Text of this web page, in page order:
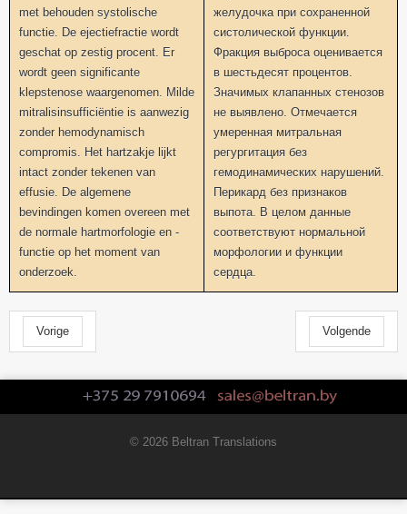
met behouden systolische
functie. De ejectiefractie wordt
geschat op zestig procent. Er
wordt geen significante
klepstenose waargenomen. Milde
mitralisinsufficiëntie is aanwezig
zonder hemodynamisch
compromis. Het hartzakje lijkt
intact zonder tekenen van
effusie. De algemene
bevindingen komen overeen met
de normale hartmorfologie en -
functie op het moment van
onderzoek.
желудочка при сохраненной
систолической функции.
Фракция выброса оценивается
в шестьдесят процентов.
Значимых клапанных стенозов
не выявлено. Отмечается
умеренная митральная
регургитация без
гемодинамических нарушений.
Перикард без признаков
выпота. В целом данные
соответствуют нормальной
морфологии и функции
сердца.
Vorige Volgende
© 2026 Beltran Translations